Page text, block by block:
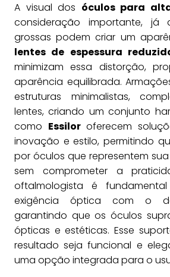
A visual dos óculos para
consideração importante, já
grossas podem criar um
lentes de espessura
minimizam essa distorção,
aparência equilibrada.
estruturas minimalistas,
lentes, criando um conjunto
como Essiloroferecem
inovação e estilo, permitindo
por óculos que representem
sem comprometer a
oftalmologista é
exigência óptica com o
garantindo que os óculos
ópticas e estéticas. Esse
resultado seja funcional e
uma opção integrada para o